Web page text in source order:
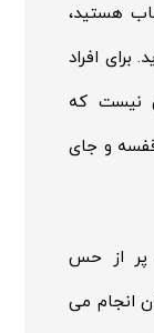
هستید،
برای افراد
نیست که
و جای
پر از حس
انجام می